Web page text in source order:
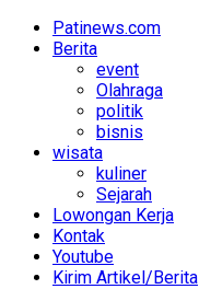
Patinews.com
Berita
event
Olahraga
politik
bisnis
wisata
kuliner
Sejarah
Lowongan Kerja
Kontak
Youtube
Kirim Artikel/Berita